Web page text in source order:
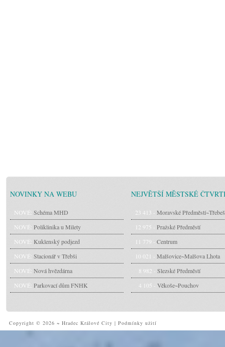
NOVINKY NA WEBU
NOVÉ: Schéma MHD
NOVÉ: Poliklinika u Milety
NOVÉ: Kuklenský podjezd
NOVÉ: Stacionář v Třebši
NOVÉ: Nová hvězdárna
NOVÉ: Parkovací dům FNHK
NEJVĚTŠÍ MĚSTSKÉ
23 413 - Moravské Předměstí~Třebeš
12 975 - Pražské Předměstí
11 779 - Centrum
10 021 - Malšovice~Malšova Lhota
8 982 - Slezské Předměstí
4 105 - Věkoše~Pouchov
Copyright © 2026 ~ Hradec Králové City | Podmínky užití